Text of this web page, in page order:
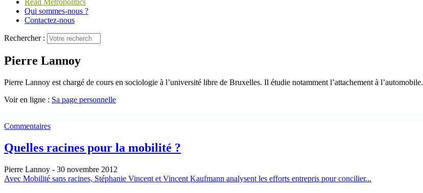
Read Metropolitics
Qui sommes-nous ?
Contactez-nous
Rechercher :
Pierre Lannoy
Pierre Lannoy est chargé de cours en sociologie à l’université libre de Bruxelles. Il étudie notamment l’attachement à l’automobile.
Voir en ligne : Sa page personnelle
Commentaires
Quelles racines pour la mobilité ?
Pierre Lannoy - 30 novembre 2012
Avec Mobilité sans racines, Stéphanie Vincent et Vincent Kaufmann analysent les efforts entrepris pour concilier...